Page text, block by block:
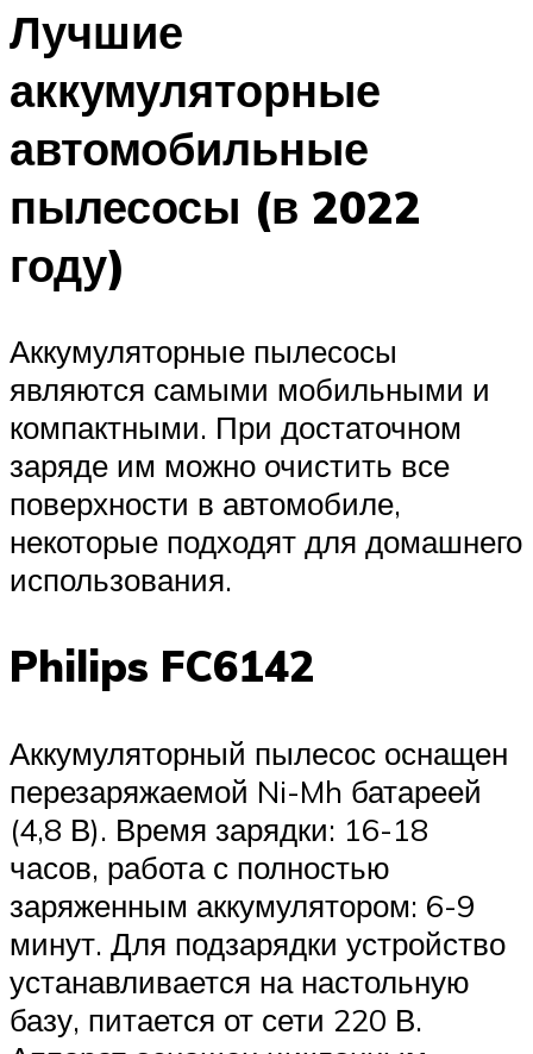
Лучшие
аккумуляторные
автомобильные
пылесосы (в 2022
году)
Аккумуляторные пылесосы
являются самыми мобильными и
компактными. При достаточном
заряде им можно очистить все
поверхности в автомобиле,
некоторые подходят для домашнего
использования.
Philips FC6142
Аккумуляторный пылесос оснащен
перезаряжаемой Ni-Mh батареей
(4,8 В). Время зарядки: 16-18
часов, работа с полностью
заряженным аккумулятором: 6-9
минут. Для подзарядки устройство
устанавливается на настольную
базу, питается от сети 220 В.